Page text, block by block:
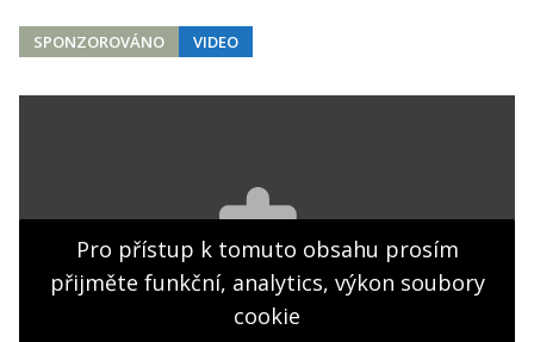
O mně
Obchodní podmínky
Hledaná fráze Hledat
SPONZOROVÁNO VIDEO
Pro přístup k tomuto obsahu prosím
přijměte funkční, analytics, výkon soubory
cookie